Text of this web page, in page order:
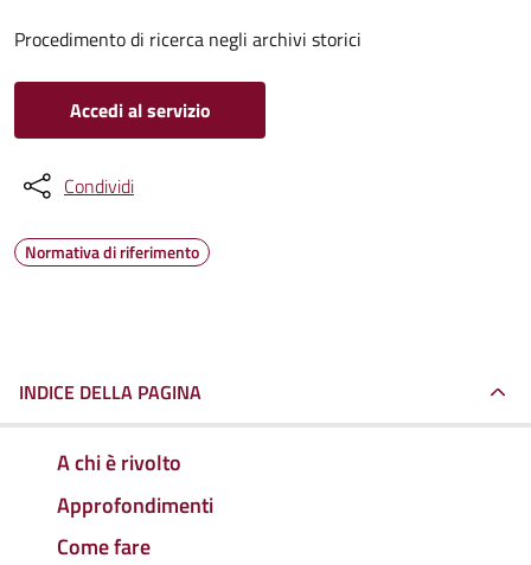
Procedimento di ricerca negli archivi storici
Accedi al servizio
Condividi
Normativa di riferimento
INDICE DELLA PAGINA
A chi è rivolto
Approfondimenti
Come fare